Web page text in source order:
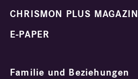
CHRISMON PLUS MAGAZIN
E-PAPER
Familie und Beziehungen